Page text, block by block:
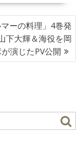
マーの料理」4巻発
下大輝＆海役を岡
演じたPV公開